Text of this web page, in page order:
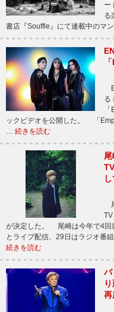
ー
る
書店『Souffle』にて連載中のマ
る
ックビデオを公開した。 「
… 続きを読む
が決定した。 尾崎は今年で4回
とライブ配信、29日はラジオ番
続きを読む
バ
再